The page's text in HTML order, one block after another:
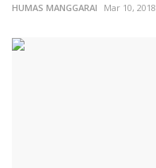
HUMAS MANGGARAI Mar 10, 2018